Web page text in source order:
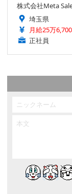
株式会社Meta
埼玉県
月給25万
正社員